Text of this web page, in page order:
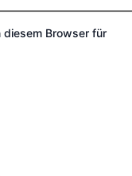
diesem Browser für